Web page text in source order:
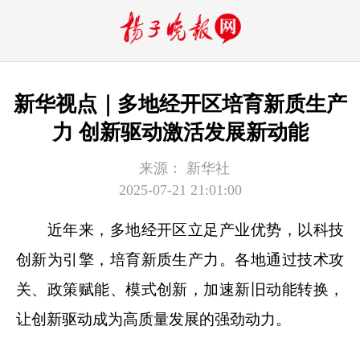
新华视点｜多地经开区培育新质生产
力 创新驱动激活发展新动能
来源：
新华社
2025-07-21 21:01:00
近年来，多地经开区立足产业优势，以科技
创新为引擎，培育新质生产力。各地通过技术攻
关、政策赋能、模式创新，加速新旧动能转换，
让创新驱动成为高质量发展的强劲动力。